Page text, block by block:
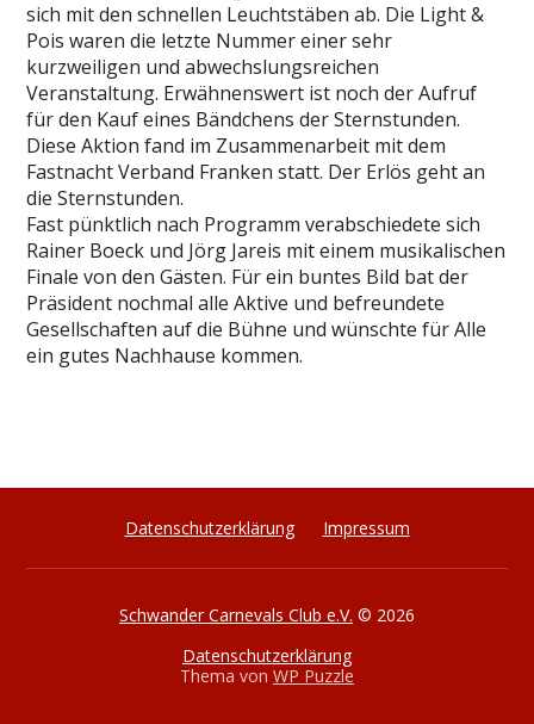
sich mit den schnellen Leuchtstäben ab. Die Light &
Pois waren die letzte Nummer einer sehr
kurzweiligen und abwechslungsreichen
Veranstaltung. Erwähnenswert ist noch der Aufruf
für den Kauf eines Bändchens der Sternstunden.
Diese Aktion fand im Zusammenarbeit mit dem
Fastnacht Verband Franken statt. Der Erlös geht an
die Sternstunden.
Fast pünktlich nach Programm verabschiedete sich
Rainer Boeck und Jörg Jareis mit einem musikalischen
Finale von den Gästen. Für ein buntes Bild bat der
Präsident nochmal alle Aktive und befreundete
Gesellschaften auf die Bühne und wünschte für Alle
ein gutes Nachhause kommen.
Datenschutzerklärung Impressum
Schwander Carnevals Club e.V. © 2026
Datenschutzerklärung
Thema von WP Puzzle